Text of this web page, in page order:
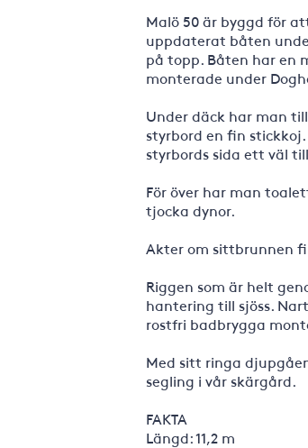
Malö 50 är byggd för
uppdaterat båten
på topp. Båten har en
monterade under
Under däck har man
styrbord en fin
styrbords sida ett väl
För över har man
tjocka dynor.
Akter om sittbrunnen
Riggen som är helt
hantering till sjöss.
rostfri badbrygga
Med sitt ringa
segling i vår skärgård.
FAKTA
Längd: 11,2 m